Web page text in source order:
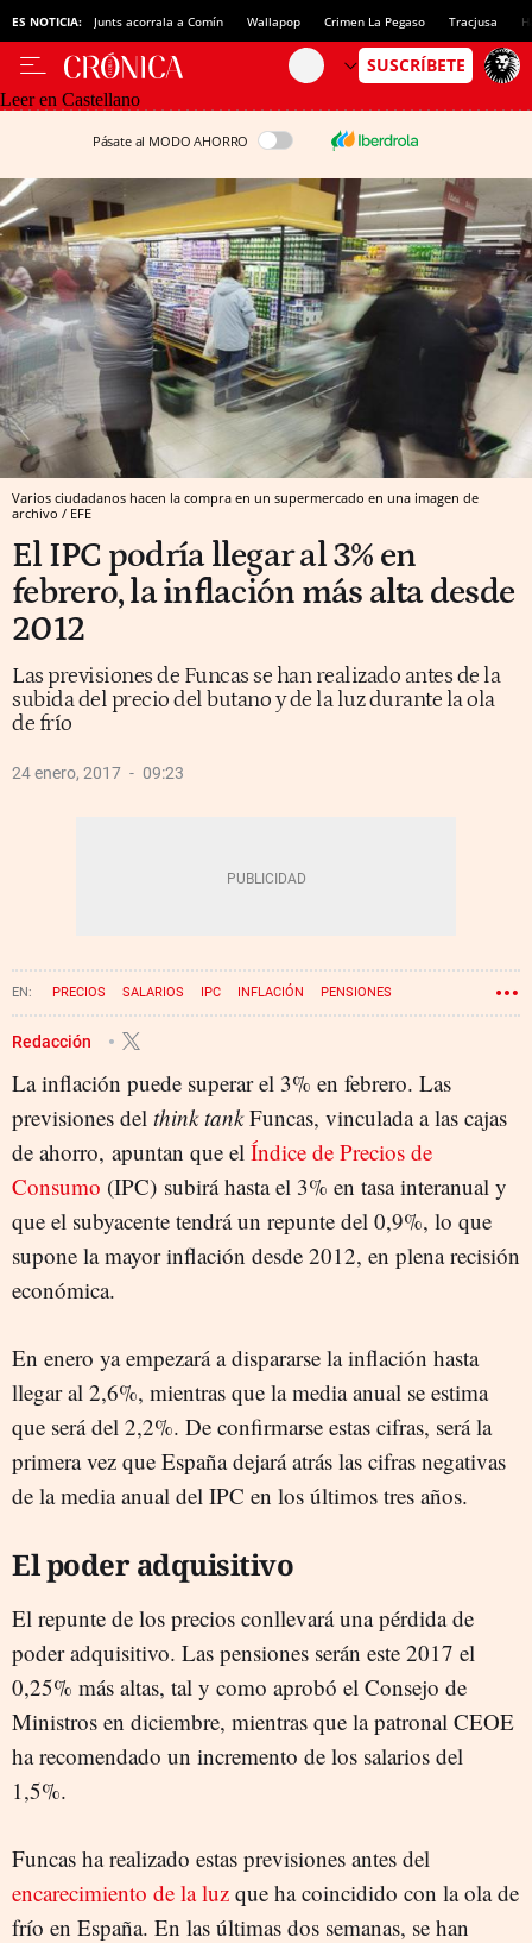
ES NOTICIA: Junts acorrala a Comín Wallapop Crimen La Pegaso Tracjusa
Leer en Castellano
Pásate al MODO AHORRO
Varios ciudadanos hacen la compra en un supermercado en una imagen de
archivo / EFE
El IPC podría llegar al 3% en
febrero, la inflación más alta desde
2012
Las previsiones de Funcas se han realizado antes de la
subida del precio del butano y de la luz durante la ola
de frío
24 enero, 2017 09:23
PRECIOS SALARIOS IPC INFLACIÓN PENSIONES
PODER ADQUISITIVO
Redacción
La inflación puede superar el 3% en febrero. Las
previsiones del think tankFuncas, vinculada a las cajas
de ahorro, apuntan que el Índice de Precios de
Consumo (IPC) subirá hasta el 3% en tasa interanual y
que el subyacente tendrá un repunte del 0,9%, lo que
supone la mayor inflación desde 2012, en plena recisión
económica.
En enero ya empezará a dispararse la inflación hasta
llegar al 2,6%, mientras que la media anual se estima
que será del 2,2%. De confirmarse estas cifras, será la
primera vez que España dejará atrás las cifras negativas
de la media anual del IPC en los últimos tres años.
El poder adquisitivo
El repunte de los precios conllevará una pérdida de
poder adquisitivo. Las pensiones serán este 2017 el
0,25% más altas, tal y como aprobó el Consejo de
Ministros en diciembre, mientras que la patronal CEOE
ha recomendado un incremento de los salarios del
1,5%.
Funcas ha realizado estas previsiones antes del
encarecimiento de la luz que ha coincidido con la ola de
frío en España. En las últimas dos semanas, se han